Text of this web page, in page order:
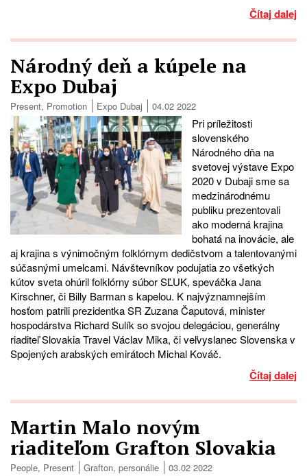
Čítaj dalej
Národný deň a kúpele na
Expo Dubaj
Present, Promotion Expo Dubaj 04.02 2022
Pri príležitosti
slovenského
Národného dňa na
svetovej výstave Expo
2020 v Dubaji sme sa
medzinárodnému
publiku prezentovali
ako moderná krajina
bohatá na inovácie, ale
aj krajina s výnimočným folklórnym dedičstvom a talentovanými
súčasnými umelcami. Návštevníkov podujatia zo všetkých
kútov sveta ohúril folklórny súbor SĽUK, speváčka Jana
Kirschner, či Billy Barman s kapelou. K najvýznamnejším
hosťom patrili prezidentka SR Zuzana Čaputová, minister
hospodárstva Richard Sulík so svojou delegáciou, generálny
riaditeľ Slovakia Travel Václav Mika, či veľvyslanec Slovenska v
Spojených arabských emirátoch Michal Kováč.
Čítaj dalej
Martin Malo novým
riaditeľom Grafton Slovakia
People, Present Grafton, personálie 03.02 2022